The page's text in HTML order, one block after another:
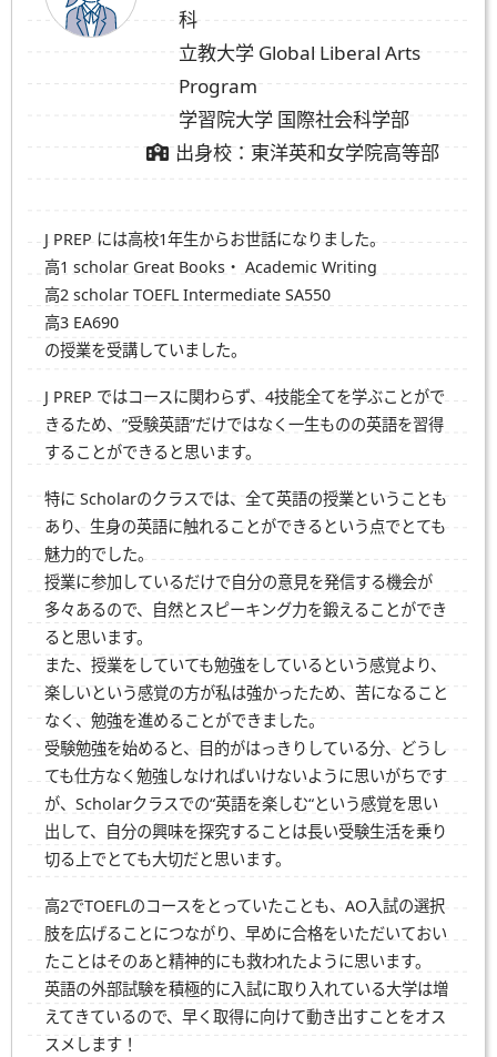
科
立教大学 Global Liberal Arts
Program
学習院大学 国際社会科学部
出身校：東洋英和女学院高等部
J PREP には高校1年生からお世話になりました。
高1 scholar Great Books・ Academic Writing
高2 scholar TOEFL Intermediate SA550
高3 EA690
の授業を受講していました。
J PREP ではコースに関わらず、4技能全てを学ぶことがで
きるため、”受験英語”だけではなく一生ものの英語を習得
することができると思います。
特に Scholarのクラスでは、全て英語の授業ということも
あり、生身の英語に触れることができるという点でとても
魅力的でした。
授業に参加しているだけで自分の意見を発信する機会が
多々あるので、自然とスピーキング力を鍛えることができ
ると思います。
また、授業をしていても勉強をしているという感覚より、
楽しいという感覚の方が私は強かったため、苦になること
なく、勉強を進めることができました。
受験勉強を始めると、目的がはっきりしている分、どうし
ても仕方なく勉強しなければいけないように思いがちです
が、Scholarクラスでの“英語を楽しむ“という感覚を思い
出して、自分の興味を探究することは長い受験生活を乗り
切る上でとても大切だと思います。
高2でTOEFLのコースをとっていたことも、AO入試の選択
肢を広げることにつながり、早めに合格をいただいておい
たことはそのあと精神的にも救われたように思います。
英語の外部試験を積極的に入試に取り入れている大学は増
えてきているので、早く取得に向けて動き出すことをオス
スメします！